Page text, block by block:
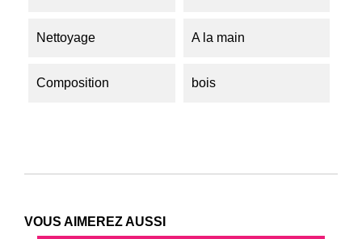
Nettoyage A la main
Composition bois
VOUS AIMEREZ AUSSI